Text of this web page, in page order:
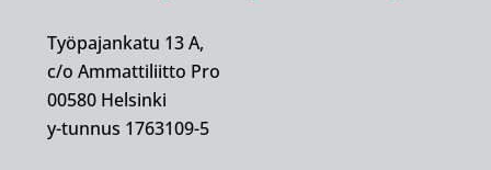
Työpajankatu 13 A,
c/o Ammattiliitto Pro
00580 Helsinki
y-tunnus 1763109-5